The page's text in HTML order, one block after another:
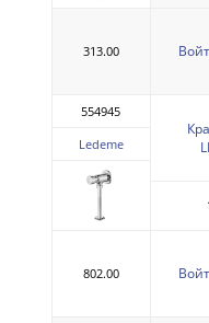
313.00
554945
Ledeme
802.00